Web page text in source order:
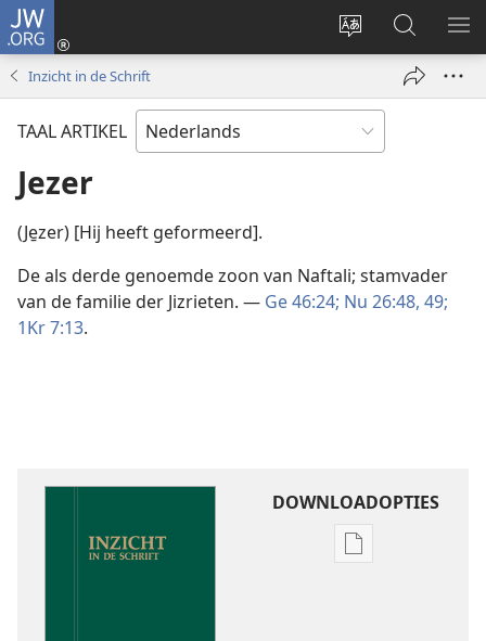
JW.ORG
Taal
wijzigen
Inloggen
(opent
Zoeken
op
JW.ORG
Inzicht in de Schrift
TAAL ARTIKEL
Jezer
(Je̱zer) [Hij heeft geformeerd].
De als derde genoemde zoon van Naftali; stamvader
van de familie der Jizrieten. — Ge 46:24; Nu 26:48, 49;
1Kr 7:13.
DOWNLOADOPTIES